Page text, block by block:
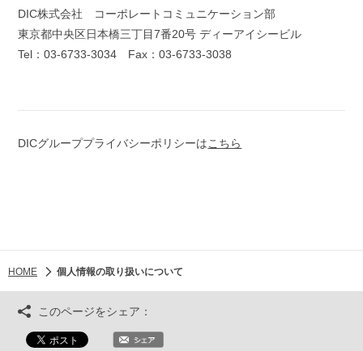
DIC株式会社 コーポレートコミュニケーション部
東京都中央区日本橋三丁目7番20号 ディーアイシービル
Tel：03-6733-3034 Fax：03-6733-3038
DICグループプライバシーポリシーはこちら
HOME 個人情報の取り扱いについて
このページをシェア：